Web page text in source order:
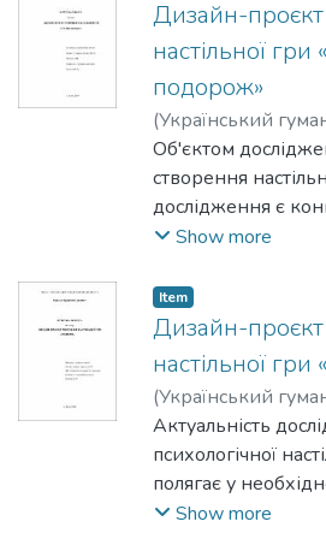
розробки власної
«Студентський
поставленої мети
ряд завдань:
зародження ігор;
еволюційні зміни
протягом історії
ідентифікувати
дизайн-проекту
розробити дизайн
розробити дизайн
обґрунтувати
Дизайн-
настільної гри
подорож»
(Український
2024)Почіль А. М.
Об'єктом
створення
дослідження є
механіка, правила
дослідження –
правила нової
подорож", яка
захоплюючою для
Завдання
існуючих
ключових
Розробка ігрової
гри.
Show more
Item
Дизайн-
настільної
(Український
2024)Солом’яний
Актуальність
психологічної
полягає у
доступного і
Show more